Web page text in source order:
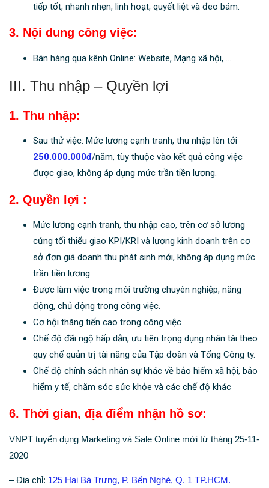
tiếp tốt, nhanh nhẹn, linh hoạt, quyết liệt và đeo bám.
3. Nội dung công việc:
Bán hàng qua kênh Online: Website, Mạng xã hội, ….
III. Thu nhập – Quyền lợi
1. Thu nhập:
Sau thử việc: Mức lương cạnh tranh, thu nhập lên tới
250.000.000đ/năm, tùy thuộc vào kết quả công việc
được giao, không áp dụng mức trần tiền lương.
2. Quyền lợi :
Mức lương cạnh tranh, thu nhập cao, trên cơ sở lương
cứng tối thiểu giao KPI/KRI và lương kinh doanh trên cơ
sở đơn giá doanh thu phát sinh mới, không áp dụng mức
trần tiền lương.
Được làm việc trong môi trường chuyên nghiệp, năng
động, chủ động trong công việc.
Cơ hội thăng tiến cao trong công việc
Chế độ đãi ngộ hấp dẫn, ưu tiên trọng dụng nhân tài theo
quy chế quản trị tài năng của Tập đoàn và Tổng Công ty.
Chế độ chính sách nhân sự khác về bảo hiểm xã hội, bảo
hiểm y tế, chăm sóc sức khỏe và các chế độ khác
6. Thời gian, địa điểm nhận hồ sơ:
VNPT tuyển dụng Marketing và Sale Online mới từ tháng 25-11-
2020
– Địa chỉ: 125 Hai Bà Trưng, P. Bến Nghé, Q. 1 TP.HCM.